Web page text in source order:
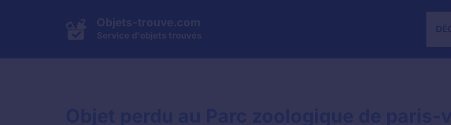
Objets-trouve.com
Service d'objets trouvés